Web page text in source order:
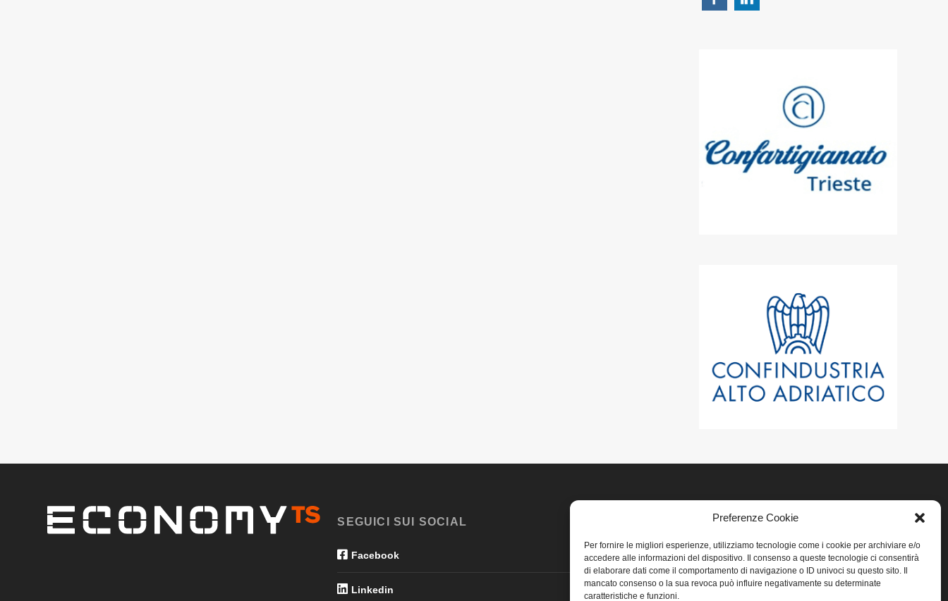
Preferenze Cookie
Per fornire le migliori esperienze, utilizziamo tecnologie come i cookie per archiviare e/o
accedere alle informazioni del dispositivo. Il consenso a queste tecnologie ci consentirà
di elaborare dati come il comportamento di navigazione o ID univoci su questo sito. Il
mancato consenso o la sua revoca può influire negativamente su determinate
caratteristiche e funzioni.
SEGUICI SUI SOCIAL
Facebook
Linkedin
Home
Privacy